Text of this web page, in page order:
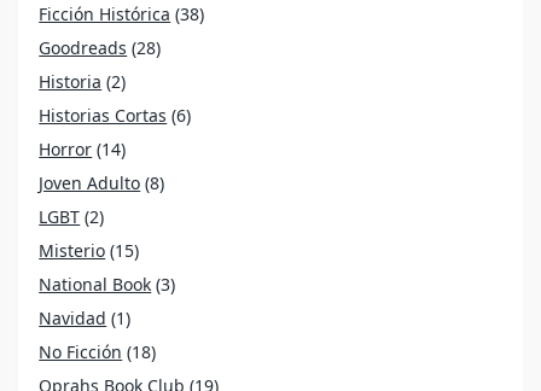
Ficción Histórica (38)
Goodreads (28)
Historia (2)
Historias Cortas (6)
Horror (14)
Joven Adulto (8)
LGBT (2)
Misterio (15)
National Book (3)
Navidad (1)
No Ficción (18)
Oprahs Book Club (19)